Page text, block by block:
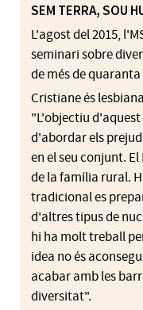
SEM TERRA, SOU
L'agost del 2015, l'
seminari sobre
de més de
Cristiane és
"L'objectiu d'aquest
d'abordar els
en el seu conjunt.
de la família rural.
tradicional es
d'altres tipus de
hi ha molt treball
idea no és
acabar amb les
diversitat".